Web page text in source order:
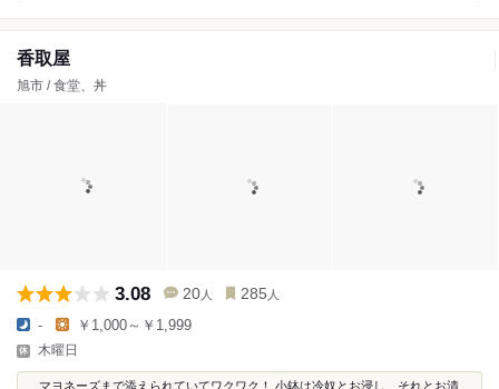
香取屋
旭市 / 食堂、丼
3.08 20 人 285 人
- ￥1,000～￥1,999
木曜日
...マヨネーズまで添えられていてワクワク！ 小鉢は冷奴とお浸し、それとお漬